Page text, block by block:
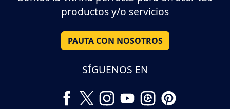
productos y/o servicios
PAUTA CON NOSOTROS
SÍGUENOS EN